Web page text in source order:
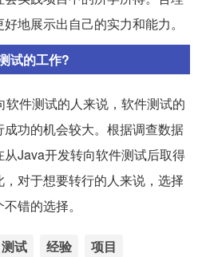
地展示出自己的实力和能力。
试的工作?
件测试的人来说，软件测试的
功的机会较大。根据调查数据
Java开发转向软件测试后取得
对于想要转行的人来说，选择
错的选择。
测试 经验 项目